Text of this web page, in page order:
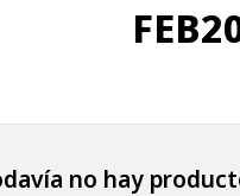
no hay